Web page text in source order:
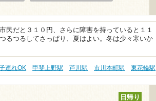
民だと３１０円、さらに障害を持っていると１１
るつるしてさっぱり、夏はよい。冬は少々寒いか
連れOK 甲斐上野駅 芦川駅 市川本町駅 東花輪駅
日帰り